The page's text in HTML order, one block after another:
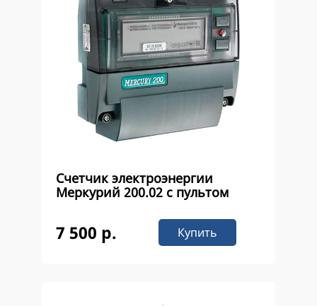
Счетчик электроэнергии
Меркурий 200.02 с пультом
7 500 р. Купить